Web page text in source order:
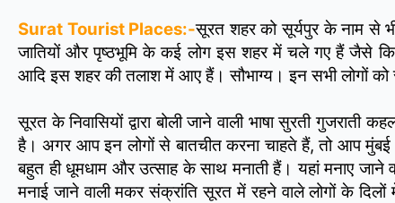
Surat Tourist Places:-सूरत शहर को सूर्यपुर के नाम से
जातियों और पृष्ठभूमि के कई लोग इस शहर में चले गए हैं जैसे कि
आदि इस शहर की तलाश में आए हैं। सौभाग्य। इन सभी लोगों को
सूरत के निवासियों द्वारा बोली जाने वाली भाषा सुरती गुजराती
है। अगर आप इन लोगों से बातचीत करना चाहते हैं, तो आप
बहुत ही धूमधाम और उत्साह के साथ मनाती हैं। यहां मनाए जाने
मनाई जाने वाली मकर संक्रांति सूरत में रहने वाले लोगों के